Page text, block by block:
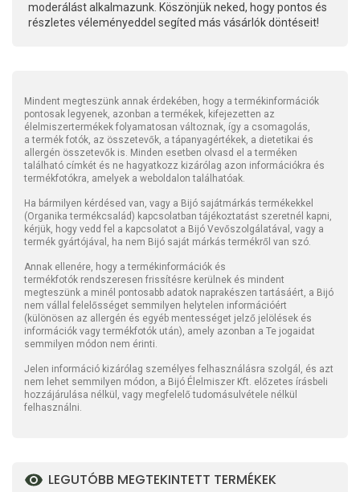
moderálást alkalmazunk. Köszönjük neked, hogy pontos és
részletes véleményeddel segíted más vásárlók döntéseit!
Mindent megteszünk annak érdekében, hogy a termékinformációk
pontosak legyenek, azonban a termékek, kifejezetten az
élelmiszertermékek folyamatosan változnak, így a csomagolás,
a termék fotók, az összetevők, a tápanyagértékek, a dietetikai és
allergén összetevők is. Minden esetben olvasd el a terméken
található címkét és ne hagyatkozz kizárólag azon információkra és
termékfotókra, amelyek a weboldalon találhatóak.
Ha bármilyen kérdésed van, vagy a Bijó sajátmárkás termékekkel
(Organika termékcsalád) kapcsolatban tájékoztatást szeretnél kapni,
kérjük, hogy vedd fel a kapcsolatot a Bijó Vevőszolgálatával, vagy a
termék gyártójával, ha nem Bijó saját márkás termékről van szó.
Annak ellenére, hogy a termékinformációk és
termékfotók rendszeresen frissítésre kerülnek és mindent
megteszünk a minél pontosabb adatok naprakészen tartásáért, a Bijó
nem vállal felelősséget semmilyen helytelen információért
(különösen az allergén és egyéb mentességet jelző jelölések és
információk vagy termékfotók után), amely azonban a Te jogaidat
semmilyen módon nem érinti.
Jelen információ kizárólag személyes felhasználásra szolgál, és azt
nem lehet semmilyen módon, a Bijó Élelmiszer Kft. előzetes írásbeli
hozzájárulása nélkül, vagy megfelelő tudomásulvétele nélkül
felhasználni.
LEGUTÓBB MEGTEKINTETT TERMÉKEK